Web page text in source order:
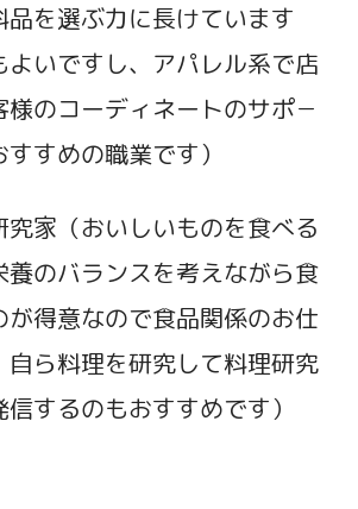
品を選ぶ力に長けています
よいですし、アパレル系で店
のコーディネートのサポ－
すめの職業です）
家（おいしいものを食べる
養のバランスを考えながら食
が得意なので食品関係のお仕
自ら料理を研究して料理研究
するのもおすすめです）